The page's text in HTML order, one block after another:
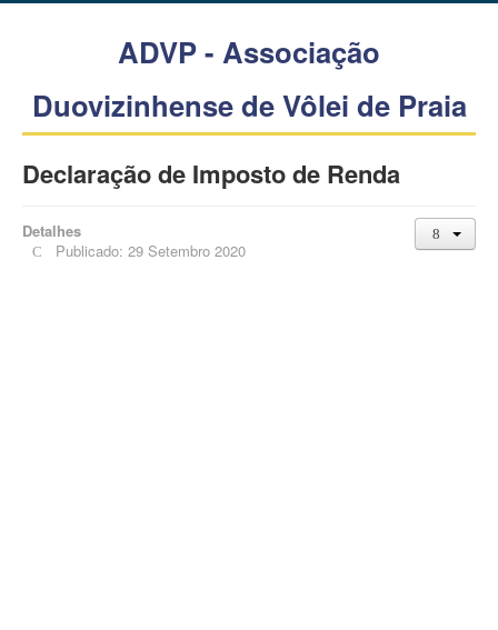
ADVP - Associação
Duovizinhense de Vôlei de Praia
Declaração de Imposto de Renda
Detalhes
Publicado: 29 Setembro 2020